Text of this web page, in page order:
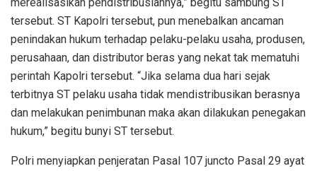
merealisasikan pendistribusiannya,” begitu sambung ST
tersebut. ST Kapolri tersebut, pun menebalkan ancaman
penindakan hukum terhadap pelaku-pelaku usaha, produsen,
perusahaan, dan distributor beras yang nekat tak mematuhi
perintah Kapolri tersebut. “Jika selama dua hari sejak
terbitnya ST pelaku usaha tidak mendistribusikan berasnya
dan melakukan penimbunan maka akan dilakukan penegakan
hukum,” begitu bunyi ST tersebut.
Polri menyiapkan penjeratan Pasal 107 juncto Pasal 29 ayat